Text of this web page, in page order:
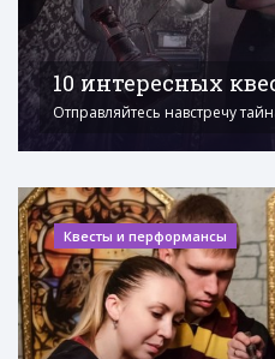
10 интересных
Отправляйтесь навстречу
Квесты и перформансы